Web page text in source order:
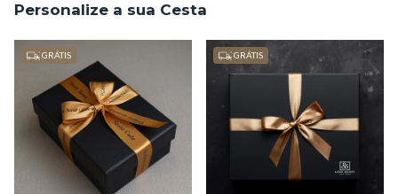
Personalize a sua Cesta
GRÁTIS GRÁTIS